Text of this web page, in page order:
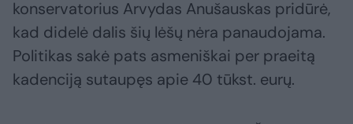
konservatorius Arvydas Anušauskas pridūrė,
kad didelė dalis šių lėšų nėra panaudojama.
Politikas sakė pats asmeniškai per praeitą
kadenciją sutaupęs apie 40 tūkst. eurų.